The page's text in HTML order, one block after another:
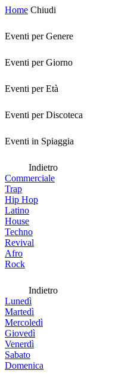
Home Chiudi
Eventi per Genere
Eventi per Giorno
Eventi per Età
Eventi per Discoteca
Eventi in Spiaggia
Indietro
Commerciale
Trap
Hip Hop
Latino
House
Techno
Revival
Afro
Rock
Indietro
Lunedì
Martedì
Mercoledì
Giovedì
Venerdì
Sabato
Domenica